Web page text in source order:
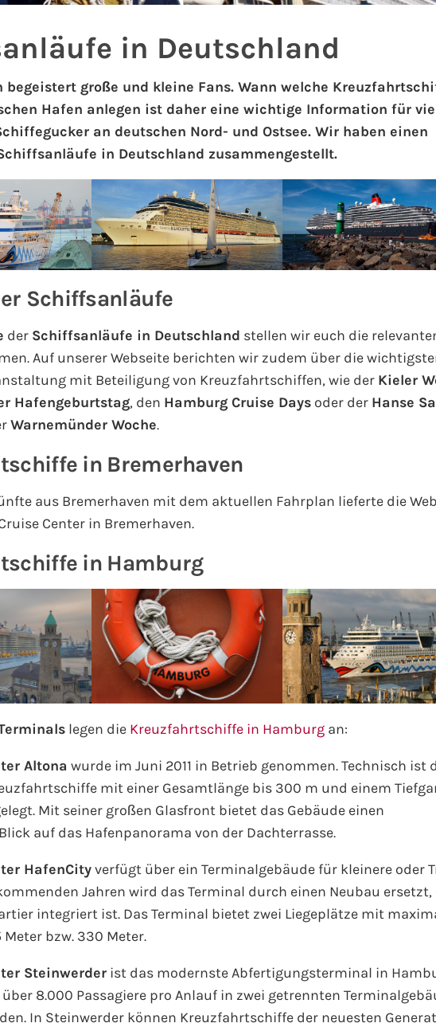
in Deutschland
begeistert große und kleine Fans. Wann welche
Hafen anlegen ist daher eine wichtige Information für
an deutschen Nord- und Ostsee. Wir haben einen
in Deutschland zusammengestellt.
Schiffsanläufe
der Schiffsanläufe in Deutschland stellen wir euch die
Auf unserer Webseite berichten wir zudem über die
mit Beteiligung von Kreuzfahrtschiffen, wie der Kieler
Hafengeburtstag, den Hamburg Cruise Days oder der Hanse
Warnemünder Woche.
in Bremerhaven
aus Bremerhaven mit dem aktuellen Fahrplan lieferte die
Center in Bremerhaven.
in Hamburg
legen die Kreuzfahrtschiffe in Hamburg an:
Altona wurde im Juni 2011 in Betrieb genommen. Technisch ist
mit einer Gesamtlänge bis 300 m und einem
Mit seiner großen Glasfront bietet das Gebäude einen
auf das Hafenpanorama von der Dachterrasse.
HafenCityverfügt über ein Terminalgebäude für kleinere oder
Jahren wird das Terminal durch einen Neubau ersetzt,
integriert ist. Das Terminal bietet zwei Liegeplätze mit
Meter bzw. 330 Meter.
Steinwerder ist das modernste Abfertigungsterminal in
8.000 Passagiere pro Anlauf in zwei getrennten
In Steinwerder können Kreuzfahrtschiffe der neuesten